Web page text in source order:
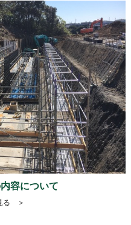
容について
る ＞